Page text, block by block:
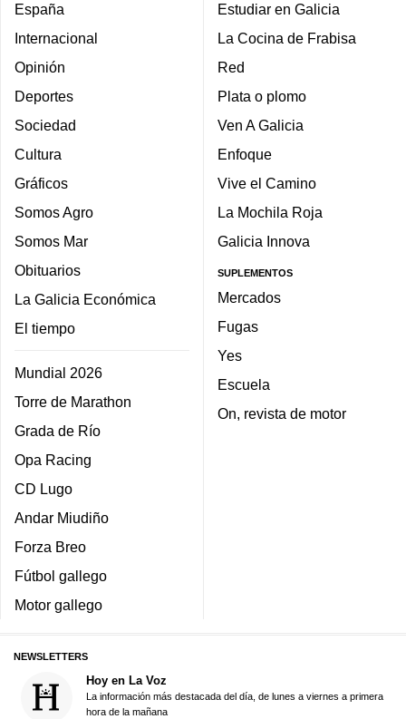
España
Internacional
Opinión
Deportes
Sociedad
Cultura
Gráficos
Somos Agro
Somos Mar
Obituarios
La Galicia Económica
El tiempo
Mundial 2026
Torre de Marathon
Grada de Río
Opa Racing
CD Lugo
Andar Miudiño
Forza Breo
Fútbol gallego
Motor gallego
Estudiar en Galicia
La Cocina de Frabisa
Red
Plata o plomo
Ven A Galicia
Enfoque
Vive el Camino
La Mochila Roja
Galicia Innova
SUPLEMENTOS
Mercados
Fugas
Yes
Escuela
On, revista de motor
NEWSLETTERS
Hoy en La Voz
La información más destacada del día, de lunes a viernes a primera
hora de la mañana